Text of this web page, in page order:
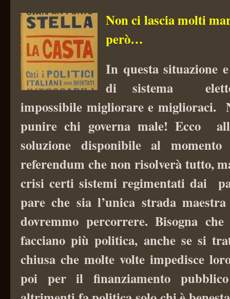
Non ci lascia molti
però…
In questa situazione
di sistema
impossibile migliorare e miglioraci.
punire chi governa male! Ecco
soluzione disponibile al
referendum che non risolverà tutto,
crisi certi sistemi regimentati dai
pare che sia l’unica strada
dovremmo percorrere. Bisogna
facciano più politica, anche se si
chiusa che molte volte impedisce
poi per il finanziamento